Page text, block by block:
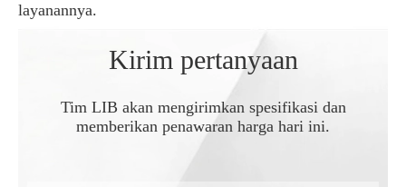
layanannya.
Kirim pertanyaan
Tim LIB akan mengirimkan spesifikasi dan
memberikan penawaran harga hari ini.